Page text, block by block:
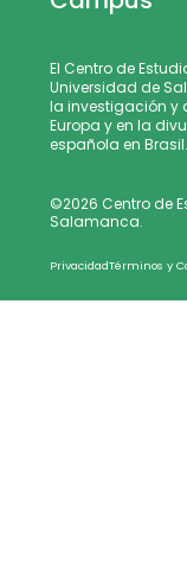
El Centro de
Universidad de
la investigación y
Europa y en la
española en Brasil.
©2026 Centro de
Salamanca.
PrivacidadTérminos y